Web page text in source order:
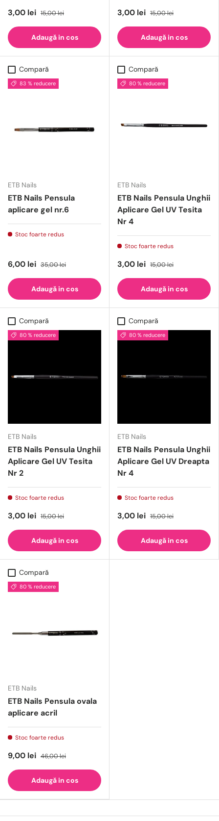
3,00 lei 15,00 lei
Adaugă in cos
3,00 lei 15,00 lei
Adaugă in cos
Compară
83 % reducere
ETB Nails
ETB Nails Pensula
aplicare gel nr.6
Stoc foarte redus
6,00 lei 35,00 lei
Adaugă in cos
Compară
80 % reducere
ETB Nails
ETB Nails Pensula Unghii
Aplicare Gel UV Tesita
Nr 4
Stoc foarte redus
3,00 lei 15,00 lei
Adaugă in cos
Compară
80 % reducere
ETB Nails
ETB Nails Pensula Unghii
Aplicare Gel UV Tesita
Nr 2
Stoc foarte redus
3,00 lei 15,00 lei
Adaugă in cos
Compară
80 % reducere
ETB Nails
ETB Nails Pensula Unghii
Aplicare Gel UV Dreapta
Nr 4
Stoc foarte redus
3,00 lei 15,00 lei
Adaugă in cos
Compară
80 % reducere
ETB Nails
ETB Nails Pensula ovala
aplicare acril
Stoc foarte redus
9,00 lei 46,00 lei
Adaugă in cos